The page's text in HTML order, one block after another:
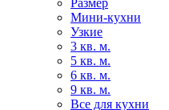
Размер
Мини-кухни
Узкие
3 кв. м.
5 кв. м.
6 кв. м.
9 кв. м.
Все для кухни